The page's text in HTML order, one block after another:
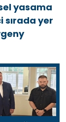
yasama
sırada yer